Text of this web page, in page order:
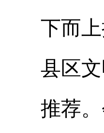
下而上
县区
推荐